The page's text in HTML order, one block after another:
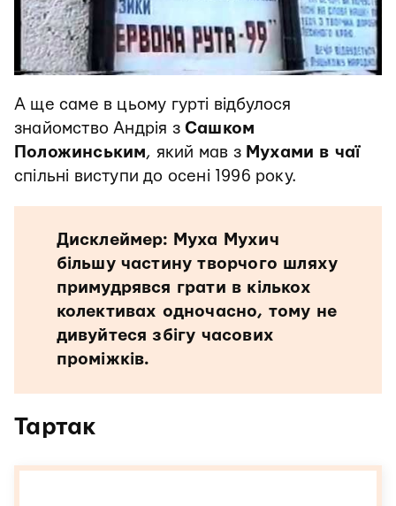
А ще саме в цьому гурті відбулося
знайомство Андрія з Сашком
Положинським, який мав з Мухами в чаї
спільні виступи до осені 1996 року.
Дисклеймер: Муха Мухич
більшу частину творчого шляху
примудрявся грати в кількох
колективах одночасно, тому не
дивуйтеся збігу часових
проміжків.
Тартак